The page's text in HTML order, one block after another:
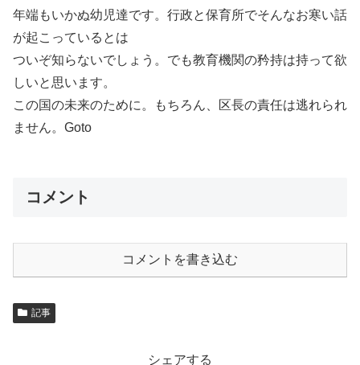
年端もいかぬ幼児達です。行政と保育所でそんなお寒い話
が起こっているとは
ついぞ知らないでしょう。でも教育機関の矜持は持って欲
しいと思います。
この国の未来のために。もちろん、区長の責任は逃れられ
ません。Goto
コメント
コメントを書き込む
記事
シェアする